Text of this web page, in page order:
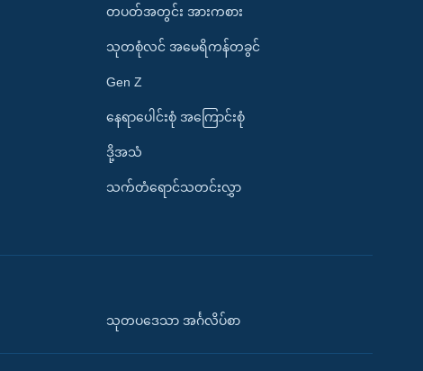
တပတ်အတွင်း အားကစား
သုတစုံလင် အမေရိကန်တခွင်
Gen Z
နေရာပေါင်းစုံ အကြောင်းစုံ
ဒို့အသံ
သက်တံရောင်သတင်းလွှာ
သုတပဒေသာ အင်္ဂလိပ်စာ